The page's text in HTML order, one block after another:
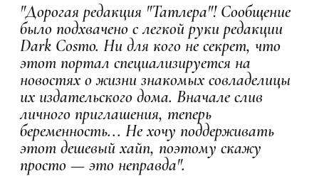
"Дорогая редакция "Татлера"! Сообщение
было подхвачено с легкой руки редакции
Dark Cosmo. Ни для кого не секрет, что
этот портал специализируется на
новостях о жизни знакомых совладелицы
их издательского дома. Вначале слив
личного приглашения, теперь
беременность... Не хочу поддерживать
этот дешевый хайп, поэтому скажу
просто — это неправда".